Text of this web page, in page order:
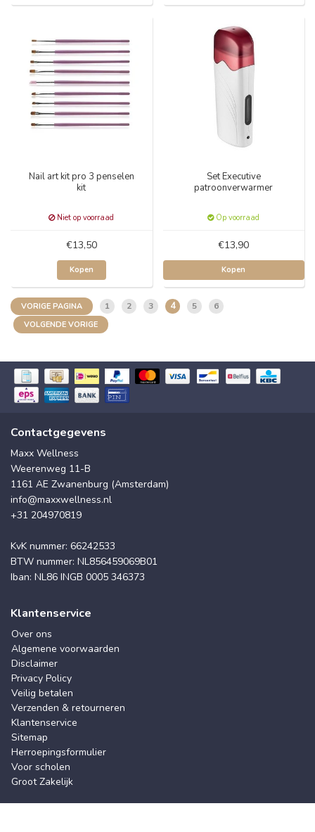
Nail art kit pro 3 penselen
kit
Niet op voorraad
€13,50
Kopen
Set Executive
patroonverwarmer
Op voorraad
€13,90
Kopen
VORIGE PAGINA 1 2 3 4 5 6
VOLGENDE VORIGE
Contactgegevens
Maxx Wellness
Weerenweg 11-B
1161 AE Zwanenburg (Amsterdam)
info@maxxwellness.nl
+31 204970819
KvK nummer: 66242533
BTW nummer: NL856459069B01
Iban: NL86 INGB 0005 346373
Klantenservice
Over ons
Algemene voorwaarden
Disclaimer
Privacy Policy
Veilig betalen
Verzenden & retourneren
Klantenservice
Sitemap
Herroepingsformulier
Voor scholen
Groot Zakelijk